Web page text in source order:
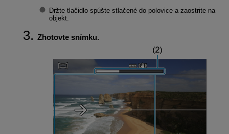
Držte tlačidlo spúšte stlačené do polovice a zaostrite na
objekt.
Zhotovte snímku.